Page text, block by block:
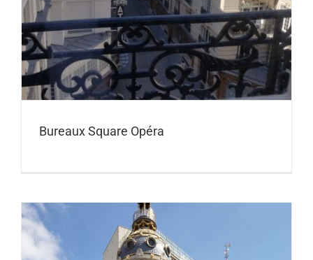
Bureaux Square Opéra